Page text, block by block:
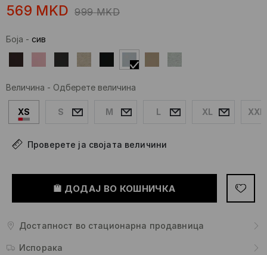
569 MKD 999 MKD
Боја - сив
Величина - Одберете величина
XS S M L XL XXL
Проверете ја својата величини
ДОДАЈ ВО КОШНИЧКА
Достапност во стационарна продавница
Испорака